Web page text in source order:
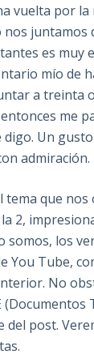
vuelta por
nos juntamos
es muy
mío de
a treinta
me
Un
admiración.
tema que nos
2,
somos, los
You Tube,
No
(Documentos
del post.